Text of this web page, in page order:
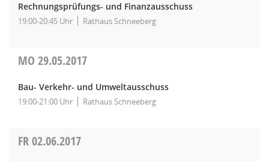
Rechnungsprüfungs- und Finanzausschuss
19:00-20:45 Uhr Rathaus Schneeberg
MO 29.05.2017
Bau- Verkehr- und Umweltausschuss
19:00-21:00 Uhr Rathaus Schneeberg
FR02.06.2017